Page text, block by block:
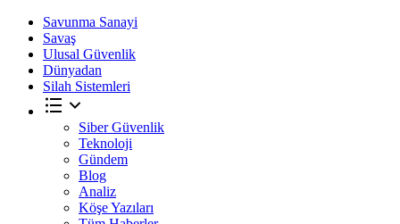
Savunma Sanayi
Savaş
Ulusal Güvenlik
Dünyadan
Silah Sistemleri
Siber Güvenlik
Teknoloji
Gündem
Blog
Analiz
Köşe Yazıları